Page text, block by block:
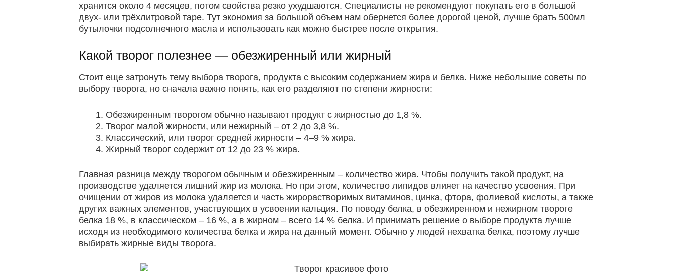
хранится около 4 месяцев, потом свойства резко ухудшаются. Специалисты не рекомендуют покупать его в большой
двух- или трёхлитровой таре. Тут экономия за большой объем нам обернется более дорогой ценой, лучше брать 500мл
бутылочки подсолнечного масла и использовать как можно быстрее после открытия.
Какой творог полезнее — обезжиренный или жирный
Стоит еще затронуть тему выбора творога, продукта с высоким содержанием жира и белка. Ниже небольшие советы по
выбору творога, но сначала важно понять, как его разделяют по степени жирности:
Обезжиренным творогом обычно называют продукт с жирностью до 1,8 %.
Творог малой жирности, или нежирный – от 2 до 3,8 %.
Классический, или творог средней жирности – 4–9 % жира.
Жирный творог содержит от 12 до 23 % жира.
Главная разница между творогом обычным и обезжиренным – количество жира. Чтобы получить такой продукт, на
производстве удаляется лишний жир из молока. Но при этом, количество липидов влияет на качество усвоения. При
очищении от жиров из молока удаляется и часть жирорастворимых витаминов, цинка, фтора, фолиевой кислоты, а также
других важных элементов, участвующих в усвоении кальция. По поводу белка, в обезжиренном и нежирном твороге
белка 18 %, в классическом – 16 %, а в жирном – всего 14 % белка. И принимать решение о выборе продукта лучше
исходя из необходимого количества белка и жира на данный момент. Обычно у людей нехватка белка, поэтому лучше
выбирать жирные виды творога.